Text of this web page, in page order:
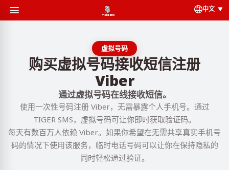
中文
虚拟号码
购买虚拟号码接收短信注册
Viber
通过虚拟号码在线接收短信。
使用一次性号码注册 Viber，无需暴露个人手机号。通过
TIGER SMS，虚拟号码可让你即时获取验证码。
每天有数百万人依赖 Viber。如果你希望在无需共享真实手机号
码的情况下使用该服务，临时电话号码可以让你在保持隐私的
同时轻松通过验证。